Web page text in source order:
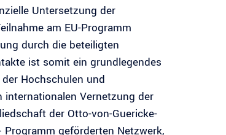
Untersetzung der
am EU-Programm
durch die beteiligten
ist somit ein grundlegendes
Hochschulen und
Vernetzung der
der Otto-von-Guericke-
Programm geförderten Netzwerk,